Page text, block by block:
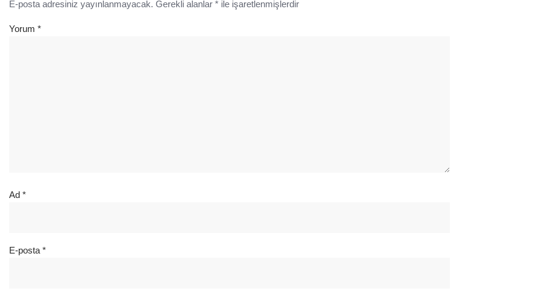
E-posta adresiniz yayınlanmayacak. Gerekli alanlar * ile işaretlenmişlerdir
Yorum *
Ad *
E-posta *